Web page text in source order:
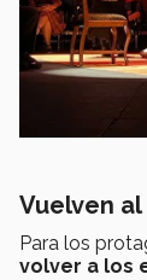
Vuelven
Para los
volver a los